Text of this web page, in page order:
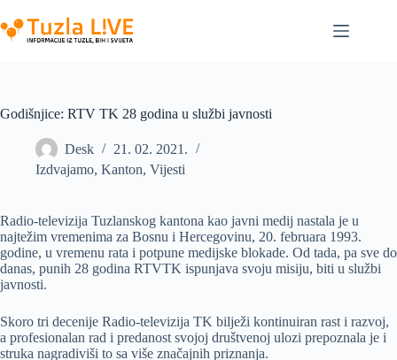
to
content
Godišnjice: RTV TK 28 godina u službi javnosti
Desk
21. 02. 2021.
Izdvajamo, Kanton, Vijesti
Radio-televizija Tuzlanskog kantona kao javni medij nastala je u
najtežim vremenima za Bosnu i Hercegovinu, 20. februara 1993.
godine, u vremenu rata i potpune medijske blokade. Od tada, pa sve do
danas, punih 28 godina RTVTK ispunjava svoju misiju, biti u službi
javnosti.
Skoro tri decenije Radio-televizija TK bilježi kontinuiran rast i razvoj,
a profesionalan rad i predanost svojoj društvenoj ulozi prepoznala je i
struka nagradiviši to sa više značajnih priznanja.